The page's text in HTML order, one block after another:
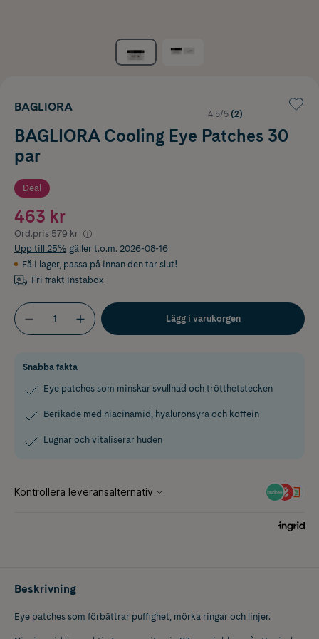
BAGLIORA
4.5/5 (2)
BAGLIORA Cooling Eye Patches 30
par
Deal
463 kr
Ord.pris 579 kr
Upp till 25% gäller t.o.m. 2026-08-16
Få i lager, passa på innan den tar slut!
Fri frakt Instabox
Lägg i varukorgen
Snabba fakta
Eye patches som minskar svullnad och trötthetstecken
Berikade med niacinamid, hyaluronsyra och koffein
Lugnar och vitaliserar huden
Beskrivning
Eye patches som förbättrar puffighet, mörka ringar och linjer.